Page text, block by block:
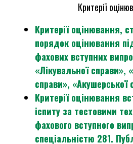
Критерії
Критерії оцінювання,
порядок оцінювання
фахових вступних
«Лікувальної справи»,
справи», «Акушерської
Критерії оцінювання
іспиту за тестовими
фахового вступного
спеціальністю 281.